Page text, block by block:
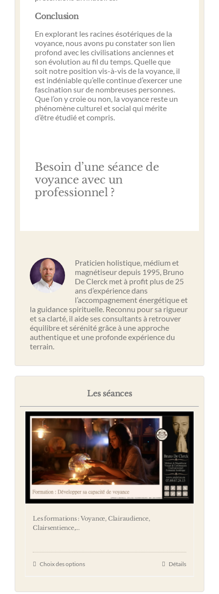
Conclusion
En explorant les racines ésotériques de la
voyance, nous avons pu constater son lien
profond avec les civilisations anciennes et
son évolution au fil du temps. Quelle que
soit notre position vis-à-vis de la voyance, il
est indéniable qu’elle continue d’exercer une
fascination sur de nombreuses personnes.
Que l’on y croie ou non, la voyance reste un
phénomène culturel et social qui mérite
d’être étudié et compris.
Besoin d’une séance de
voyance avec un
professionnel ?
Praticien holistique, médium et
magnétiseur depuis 1995, Bruno
De Clerck met à profit plus de 25
ans d’expérience dans
l’accompagnement énergétique et
la guidance spirituelle. Reconnu pour sa rigueur
et sa clarté, il aide ses consultants à retrouver
équilibre et sérénité grâce à une approche
authentique et une profonde expérience du
terrain.
Les séances
Les formations : Voyance, Clairaudience,
Clairsentience,...
Choix des options Détails